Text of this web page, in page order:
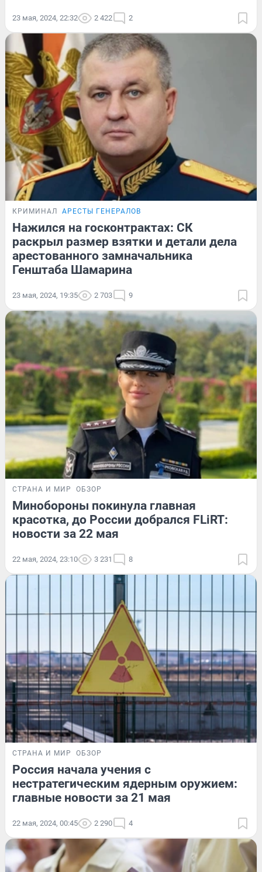
23 мая, 2024, 22:32 2 422 2
КРИМИНАЛ АРЕСТЫ ГЕНЕРАЛОВ
Нажился на госконтрактах: СК
раскрыл размер взятки и детали дела
арестованного замначальника
Генштаба Шамарина
23 мая, 2024, 19:35 2 703 9
СТРАНА И МИР ОБЗОР
Минобороны покинула главная
красотка, до России добрался FLiRT:
новости за 22 мая
22 мая, 2024, 23:10 3 231 8
СТРАНА И МИР ОБЗОР
Россия начала учения с
нестратегическим ядерным оружием:
главные новости за 21 мая
22 мая, 2024, 00:45 2 290 4